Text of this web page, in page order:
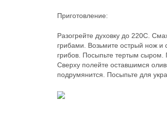
Приготовление:
Разогрейте духовку до 220С.
грибами. Возьмите острый нож и
грибов. Посыпьте тертым сыром.
Сверху полейте оставшимся
подрумянится. Посыпьте для